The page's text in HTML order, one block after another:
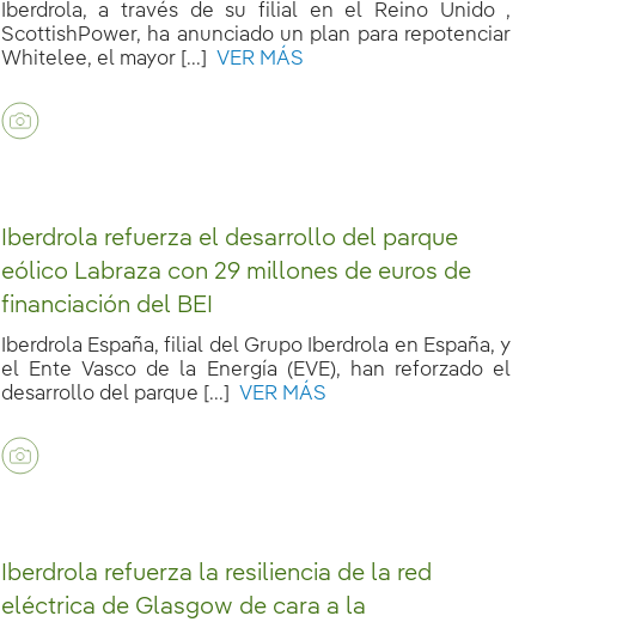
Iberdrola, a través de su filial en el Reino Unido ,
ScottishPower, ha anunciado un plan para repotenciar
Whitelee, el mayor [...]
VER MÁS
Iberdrola refuerza el desarrollo del parque
eólico Labraza con 29 millones de euros de
financiación del BEI
Iberdrola España, filial del Grupo Iberdrola en España, y
el Ente Vasco de la Energía (EVE), han reforzado el
desarrollo del parque [...]
VER MÁS
Iberdrola refuerza la resiliencia de la red
eléctrica de Glasgow de cara a la